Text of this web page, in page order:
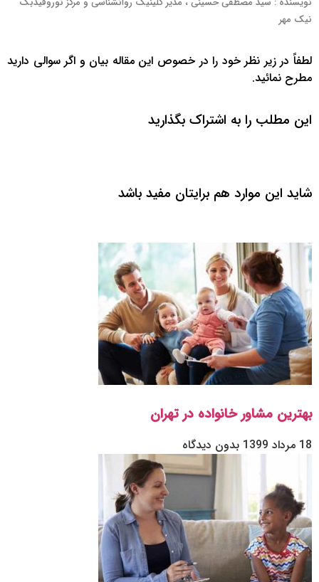
نیک مهر
لطفاً در زیر نظر خود را در خصوص این مقاله بیان و اگر سوالی دارید
مطرح نمائید.
این مطلب را به اشتراک بگذارید
شاید این موارد هم برایتان مفید باشد
بهترین مشاور خانواده در تهران
18 مرداد 1399 بدون دیدگاه